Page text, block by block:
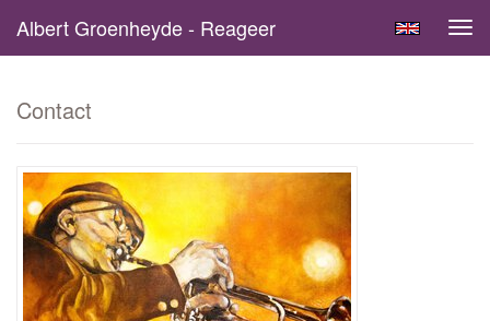
Albert Groenheyde - Reageer
Contact